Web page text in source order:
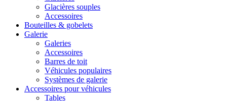
Glacières souples
Accessoires
Bouteilles & gobelets
Galerie
Galeries
Accessoires
Barres de toit
Véhicules populaires
Systèmes de galerie
Accessoires pour véhicules
Tables